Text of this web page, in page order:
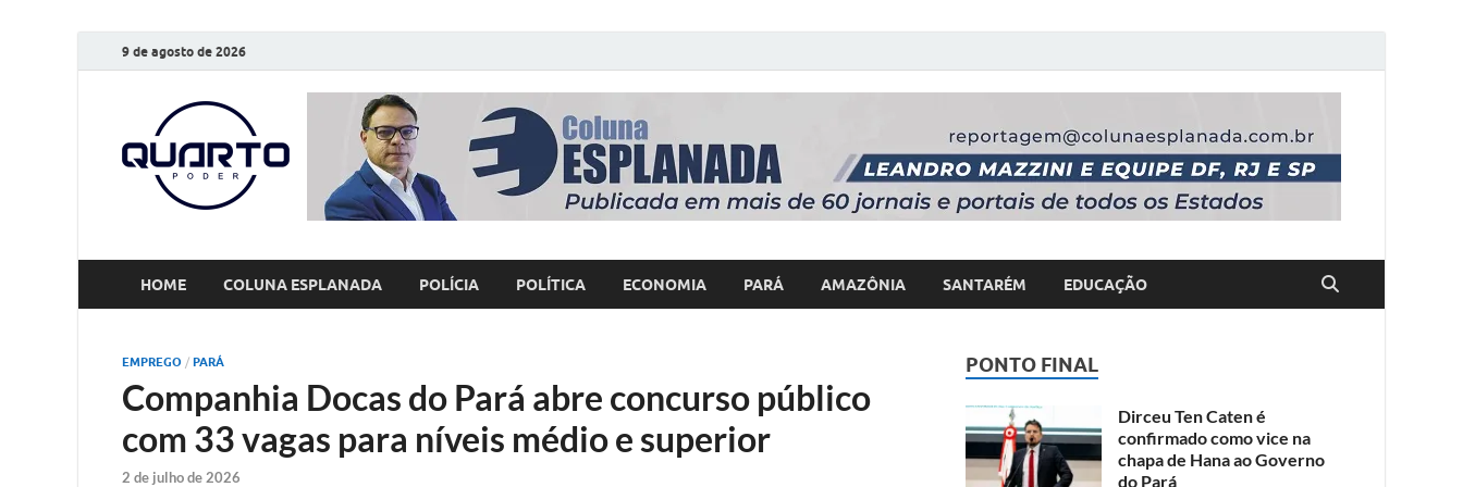
9 de agosto de 2026
O Quarto Poder
Notícias todos os dias
HOME COLUNA ESPLANADA POLÍCIA POLÍTICA ECONOMIA PARÁ AMAZÔNIA SANTARÉM EDUCAÇÃO
EMPREGO / PARÁ
Companhia Docas do Pará abre concurso público
com 33 vagas para níveis médio e superior
2 de julho de 2026
PONTO FINAL
Dirceu Ten Caten é
confirmado como vice na
chapa de Hana ao Governo
do Pará